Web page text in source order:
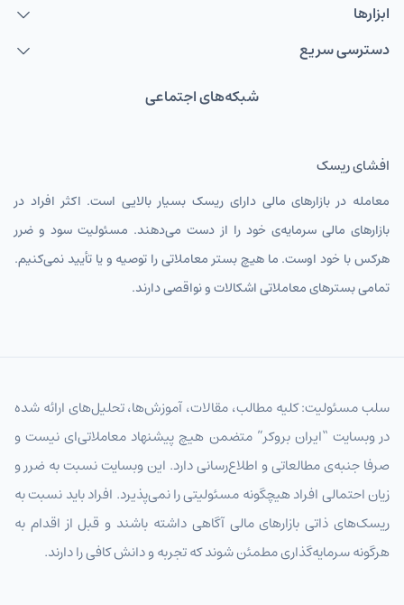
ابزارها
دسترسی سریع
شبکه‌های اجتماعی
افشای ریسک
معامله در بازارهای مالی دارای ریسک بسیار بالایی است. اکثر افراد در
بازارهای مالی سرمایه‌ی خود را از دست می‌دهند. مسئولیت سود و ضرر
هرکس با خود اوست. ما هیچ بستر معاملاتی را توصیه و یا تأیید نمی‌کنیم.
تمامی بسترهای معاملاتی اشکالات و نواقصی دارند.
سلب مسئولیت: کلیه مطالب، مقالات، آموزش‌ها، تحلیل‌های ارائه شده
در وبسایت “ایران بروکر” متضمن هیچ پیشنهاد معاملاتی‌ای نیست و
صرفا جنبه‌ی مطالعاتی و اطلاع‌رسانی دارد. این وبسایت نسبت به ضرر و
زیان احتمالی افراد هیچگونه مسئولیتی را نمی‌پذیرد. افراد باید نسبت به
ریسک‌های ذاتی بازارهای مالی آگاهی داشته باشند و قبل از اقدام به
هرگونه سرمایه‌گذاری مطمئن شوند که تجربه و دانش کافی را دارند.